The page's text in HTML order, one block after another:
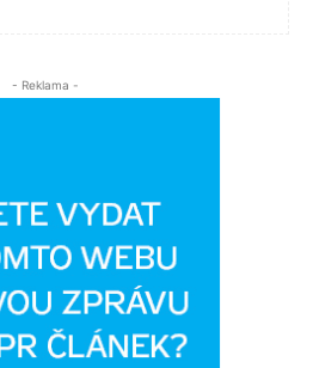
- Reklama -